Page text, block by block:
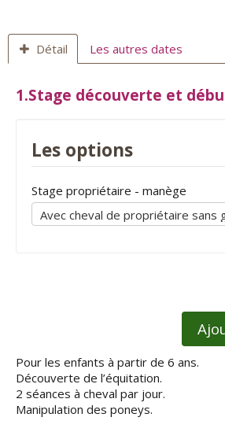
Détail Les autres dates
1.Stage découverte et
Les options
Stage propriétaire - manège
Pour les enfants à partir de 6 ans.
Découverte de l’équitation.
2 séances à cheval par jour.
Manipulation des poneys.